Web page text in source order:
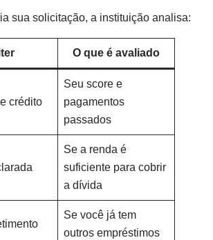
sua solicitação, a instituição analisa:
O que é avaliado
crédito
Seu score e
pagamentos
passados
Se a renda é
suficiente para cobrir
a dívida
Se você já tem
outros empréstimos